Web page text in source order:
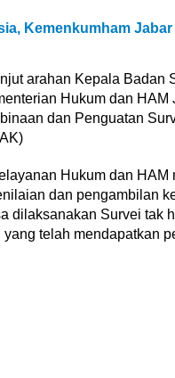
Kemenkumham
arahan Kepala Badan
Hukum dan
dan Penguatan
Hukum dan
dan pengambilan
dilaksanakan Survei tak
telah mendapatkan